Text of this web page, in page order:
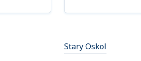
Stary Oskol